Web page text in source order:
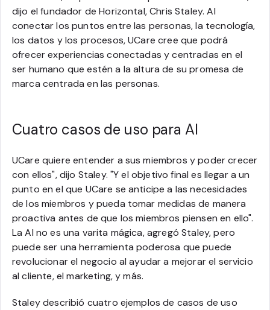
dijo el fundador de Horizontal, Chris Staley. Al
conectar los puntos entre las personas, la tecnología,
los datos y los procesos, UCare cree que podrá
ofrecer experiencias conectadas y centradas en el
ser humano que estén a la altura de su promesa de
marca centrada en las personas.
Cuatro casos de uso para AI
UCare quiere entender a sus miembros y poder crecer
con ellos", dijo Staley. "Y el objetivo final es llegar a un
punto en el que UCare se anticipe a las necesidades
de los miembros y pueda tomar medidas de manera
proactiva antes de que los miembros piensen en ello".
La AI no es una varita mágica, agregó Staley, pero
puede ser una herramienta poderosa que puede
revolucionar el negocio al ayudar a mejorar el servicio
al cliente, el marketing, y más.
Staley describió cuatro ejemplos de casos de uso